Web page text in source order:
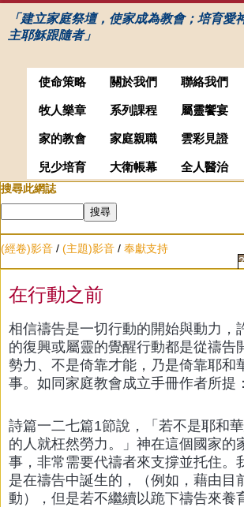
「建立家庭祭壇，使家成為教會；培育愛
主耶穌跟隨者」
使命策略 關於我們 聯絡我們
牧人樂章 系列課程 屬靈饗宴
家的教會 家庭親職 雲彩見證
兒少培育 大衛帳幕 全人醫治
搜尋此網誌
(經卷)影音 / (主題)影音 / 奉獻支持
在行動之前
相信禱告是一切行動的開始與動力，
的復興或屬靈的覺醒行動都是從禱告
勢力、不是倚靠才能，乃是倚靠耶和
事。如同家庭教會成立手冊作者所提：
詩篇一二七篇1節說，「若不是耶和
的人就枉然勞力。」神在這個國家的
事，非常需要代禱者來支撐並托住。
是在禱告中誕生的，（例如，藉由目
動），但是若不繼續以跪下禱告來養